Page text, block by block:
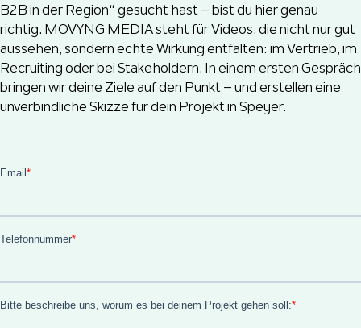
B2B in der Region“ gesucht hast – bist du hier genau
richtig. MOVYNG MEDIA steht für Videos, die nicht nur gut
aussehen, sondern echte Wirkung entfalten: im Vertrieb, im
Recruiting oder bei Stakeholdern. In einem ersten Gespräch
bringen wir deine Ziele auf den Punkt – und erstellen eine
unverbindliche Skizze für dein Projekt in Speyer.